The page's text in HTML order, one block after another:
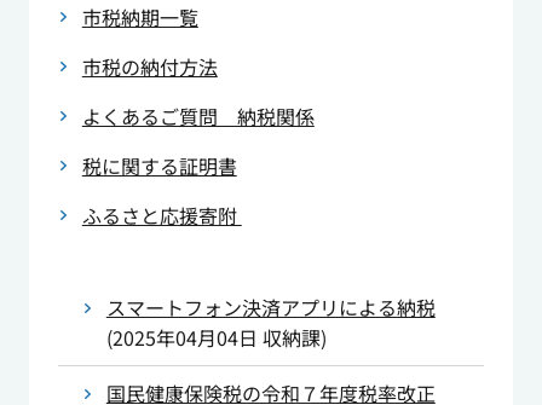
市税納期一覧
市税の納付方法
よくあるご質問 納税関係
税に関する証明書
ふるさと応援寄附
スマートフォン決済アプリによる納税
(2025年04月04日 収納課)
国民健康保険税の令和７年度税率改正